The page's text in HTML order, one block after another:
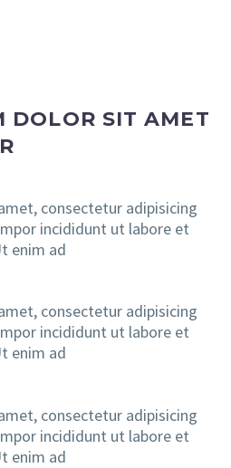
DOLOR SIT AMET
consectetur adipisicing
incididunt ut labore et
enim ad
consectetur adipisicing
incididunt ut labore et
enim ad
consectetur adipisicing
incididunt ut labore et
enim ad